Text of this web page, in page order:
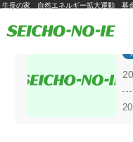
生長の家 自然エネルギー拡大運動 募